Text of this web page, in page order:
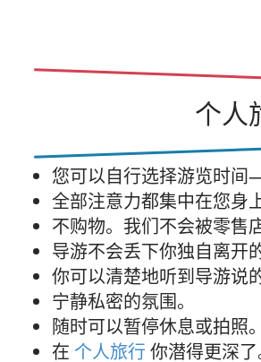
个人
您可以自行选择游览时间
全部注意力都集中在您身
不购物。我们不会被零售
导游不会丢下你独自离开
你可以清楚地听到导游说
宁静私密的氛围。
随时可以暂停休息或拍照。
在 个人旅行 你潜得更深了